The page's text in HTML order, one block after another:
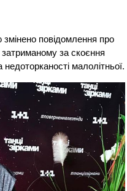
повідомлення про
за скоєння
малолітньої.